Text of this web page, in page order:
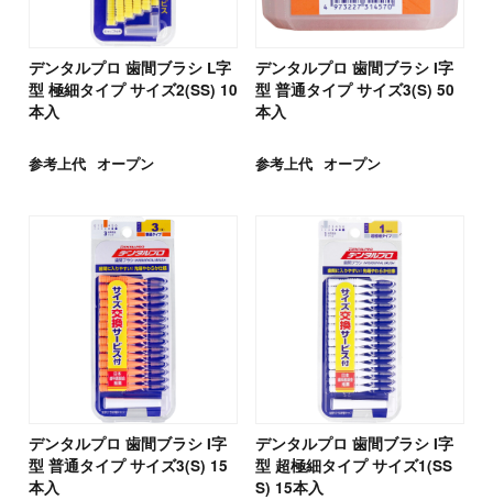
デンタルプロ 歯間ブラシ L字
型 極細タイプ サイズ2(SS) 10
本入
参考上代 オープン
デンタルプロ 歯間ブラシ I字
型 普通タイプ サイズ3(S) 50
本入
参考上代 オープン
デンタルプロ 歯間ブラシ I字
型 普通タイプ サイズ3(S) 15
本入
デンタルプロ 歯間ブラシ I字
型 超極細タイプ サイズ1(SS
S) 15本入